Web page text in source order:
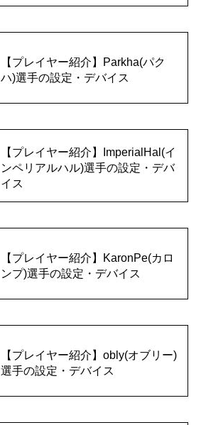
【プレイヤー紹介】Parkha(パク
ハ)選手の設定・デバイス
【プレイヤー紹介】ImperialHal(イ
ンペリアルハル)選手の設定・デバ
イス
【プレイヤー紹介】KaronPe(カロ
ンプ)選手の設定・デバイス
【プレイヤー紹介】obly(オブリー)
選手の設定・デバイス